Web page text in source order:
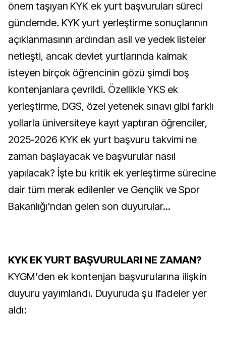
önem taşıyan KYK ek yurt başvuruları süreci
gündemde. KYK yurt yerleştirme sonuçlarının
açıklanmasının ardından asil ve yedek listeler
netleşti, ancak devlet yurtlarında kalmak
isteyen birçok öğrencinin gözü şimdi boş
kontenjanlara çevrildi. Özellikle YKS ek
yerleştirme, DGS, özel yetenek sınavı gibi farklı
yollarla üniversiteye kayıt yaptıran öğrenciler,
2025-2026 KYK ek yurt başvuru takvimi ne
zaman başlayacak ve başvurular nasıl
yapılacak? İşte bu kritik ek yerleştirme sürecine
dair tüm merak edilenler ve Gençlik ve Spor
Bakanlığı'ndan gelen son duyurular...
KYK EK YURT BAŞVURULARI NE ZAMAN?
KYGM'den ek kontenjan başvurularına ilişkin
duyuru yayımlandı. Duyuruda şu ifadeler yer
aldı: